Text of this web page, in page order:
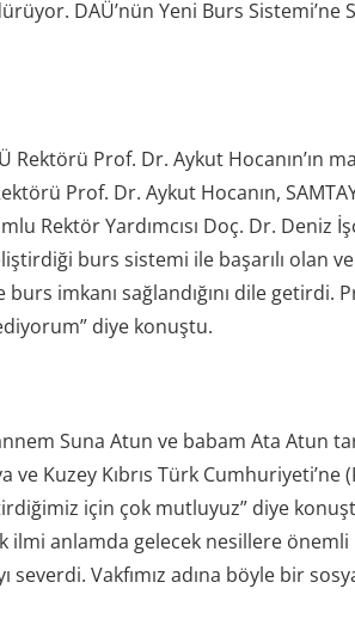
DAÜ’nün Yeni Burs Sistemi’ne
Rektörü Prof. Dr. Aykut Hocanın’ın
Prof. Dr. Aykut Hocanın,
Rektör Yardımcısı Doç. Dr. Deniz
burs sistemi ile başarılı olan ve
imkanı sağlandığını dile getirdi.
diye konuştu.
Suna Atun ve babam Ata Atun
Kuzey Kıbrıs Türk Cumhuriyeti’ne
için çok mutluyuz” diye
ilmi anlamda gelecek nesillere
Vakfımız adına böyle bir